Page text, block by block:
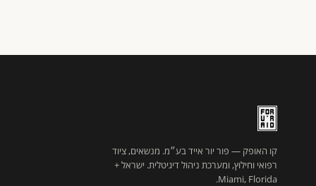
קו האופק — פור יור אייד בע״מ. מנשאים, ציוד
רפואי וחילוץ, ומערכת ניהול דיגיטלית. ישראל +
Miami, Florida.